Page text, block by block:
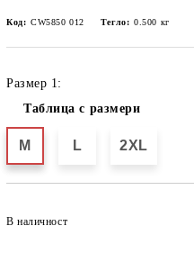
Код: CW5850 012 Тегло: 0.500 кг
Размер 1:
Таблица с размери
M L 2XL
В наличност